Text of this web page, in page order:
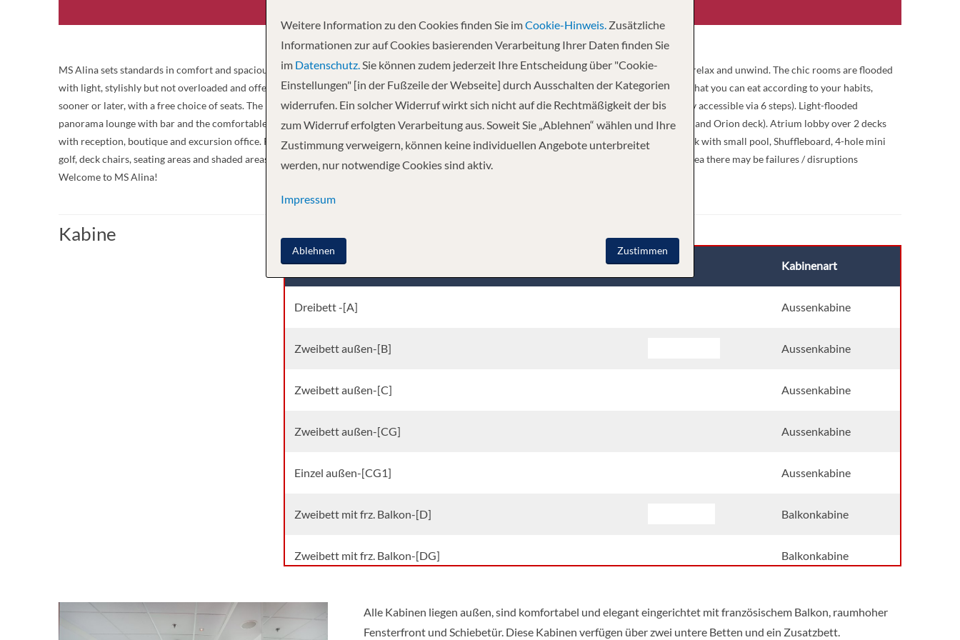
MS Alina sets standards in comfort and spaciousness. The large cabins, mostly with floor-to-ceiling windows and a French balcony, invite you to relax and unwind. The chic rooms are flooded
with light, stylishly but not overloaded and offer a pleasant ambience. The long table times in the restaurants and in the bistro are innovative, so that you can eat according to your habits,
sooner or later, with a free choice of seats. The MS Alina has 4 passenger decks, a restaurant spread over 3 levels (one table time, middle area only accessible via 6 steps). Light-flooded
panorama lounge with bar and the comfortable Lido bar at the rear with bistro, barbecue restaurant and outdoor terrace. Lift (between Neptune and Orion deck). Atrium lobby over 2 decks
with reception, boutique and excursion office. Reading corner with bookcase, sauna, steam bath, small fitness area, laundry service, large sun deck with small pool, Shuffleboard, 4-hole mini
golf, deck chairs, seating areas and shaded areas as well as bar service. Viewing terrace at the bow, WiFi (chargeable), depending on the driving area there may be failures / disruptions
Welcome to MS Alina!
Kabine
Kabinenkategorie Deck Kabinenart
Dreibett -[A] Aussenkabine
Zweibett außen-[B] Aussenkabine
Zweibett außen-[C] Aussenkabine
Zweibett außen-[CG] Aussenkabine
Einzel außen-[CG1] Aussenkabine
Zweibett mit frz. Balkon-[D] Balkonkabine
Zweibett mit frz. Balkon-[DG] Balkonkabine
Alle Kabinen liegen außen, sind komfortabel und elegant eingerichtet mit französischem Balkon, raumhoher
Fensterfront und Schiebetür. Diese Kabinen verfügen über zwei untere Betten und ein Zusatzbett.
Weitere Information zu den Cookies finden Sie imCookie-Hinweis. Zusätzliche
Informationen zur auf Cookies basierenden Verarbeitung Ihrer Daten finden Sie
im Datenschutz.Sie können zudem jederzeit Ihre Entscheidung über "Cookie-
Einstellungen" [in der Fußzeile der Webseite] durch Ausschalten der Kategorien
widerrufen. Ein solcher Widerruf wirkt sich nicht auf die Rechtmäßigkeit der bis
zum Widerruf erfolgten Verarbeitung aus. Soweit Sie „Ablehnen“ wählen und Ihre
Zustimmung verweigern, können keine individuellen Angebote unterbreitet
werden, nur notwendige Cookies sind aktiv.
Impressum
Zustimmen
Ablehnen